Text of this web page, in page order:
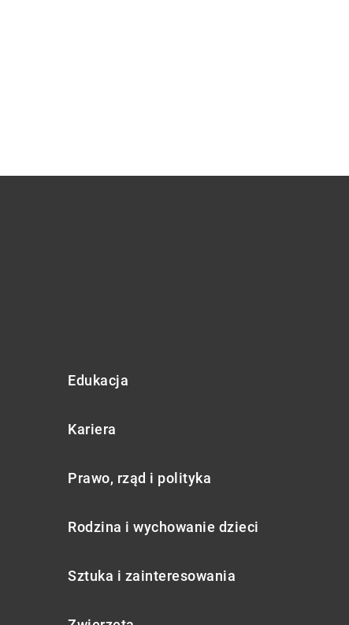
Edukacja
Kariera
Prawo, rząd i polityka
Rodzina i wychowanie dzieci
Sztuka i zainteresowania